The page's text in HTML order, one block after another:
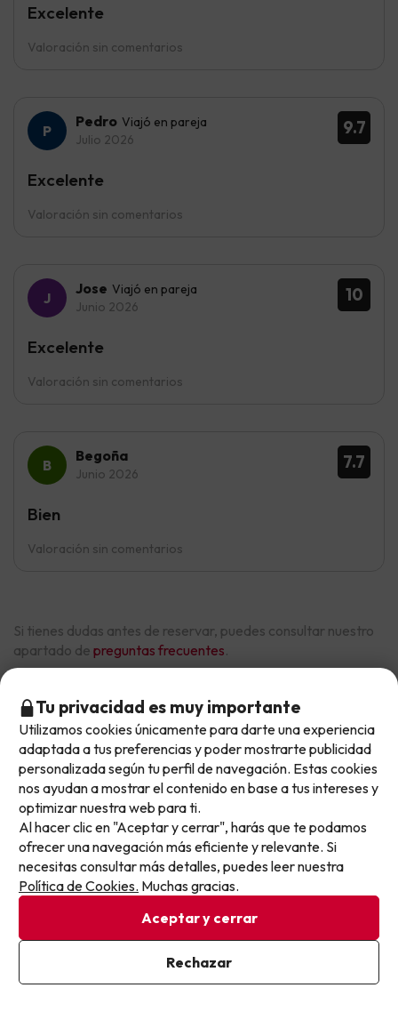
Valoración sin comentarios
Excelente
9.7
Pedro Viajó en pareja
Julio 2026
Valoración sin comentarios
Excelente
10
Jose Viajó en pareja
Junio 2026
Valoración sin comentarios
Excelente
7.7
Begoña
Junio 2026
Valoración sin comentarios
Bien
Si tienes dudas antes de reservar, puedes consultar nuestro
apartado de preguntas frecuentes.
No llegas tarde: llegas al siguiente.
Este chollo ya ha caducado, pero cada día lanzamos
nuevas oportunidades para viajar mejor y pagar
menos.
Apúntate y que el próximo no se te escape.
Pon tu mejor e-mail
Ya estoy suscrito
Al suscribirte, confirmas haber leído y estar de acuerdo con la
Otras iniciativas de éxito del grupo Viajes Para Ti S.L.U.
son Esquiades.com (la web líder de viajes a la nieve en
España) y Amimir.com, el buscador de hoteles con más
de 1.000.000 de alojamientos disponibles para
reservar y viajar por todo el mundo.
Sobre Buscounchollo.com
¿Quiénes somos?
Top destinos
Tu privacidad es muy importante
Utilizamos cookies únicamente para darte una experiencia
adaptada a tus preferencias y poder mostrarte publicidad
personalizada según tu perfil de navegación. Estas cookies
nos ayudan a mostrar el contenido en base a tus intereses y
optimizar nuestra web para ti.
Al hacer clic en "Aceptar y cerrar", harás que te podamos
ofrecer una navegación más eficiente y relevante. Si
necesitas consultar más detalles, puedes leer nuestra
Política de Cookies. Muchas gracias.
Aceptar y cerrar
Rechazar